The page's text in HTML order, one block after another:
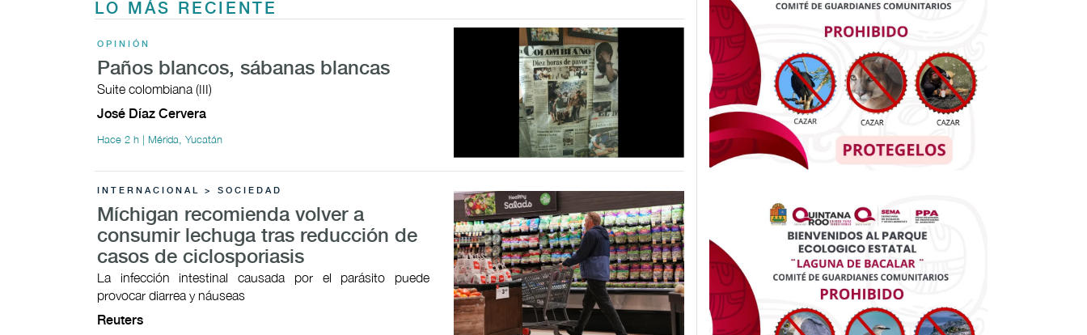
LO MÁS RECIENTE
OPINIÓN
Paños blancos, sábanas blancas
Suite colombiana (III)
José Díaz Cervera
Hace 2 h | Mérida, Yucatán
INTERNACIONAL > SOCIEDAD
Míchigan recomienda volver a
consumir lechuga tras reducción de
casos de ciclosporiasis
La infección intestinal causada por el parásito puede
provocar ​diarrea y náuseas
Reuters